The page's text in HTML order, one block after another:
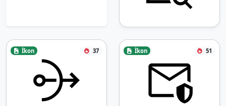
İkon 37 İkon 51